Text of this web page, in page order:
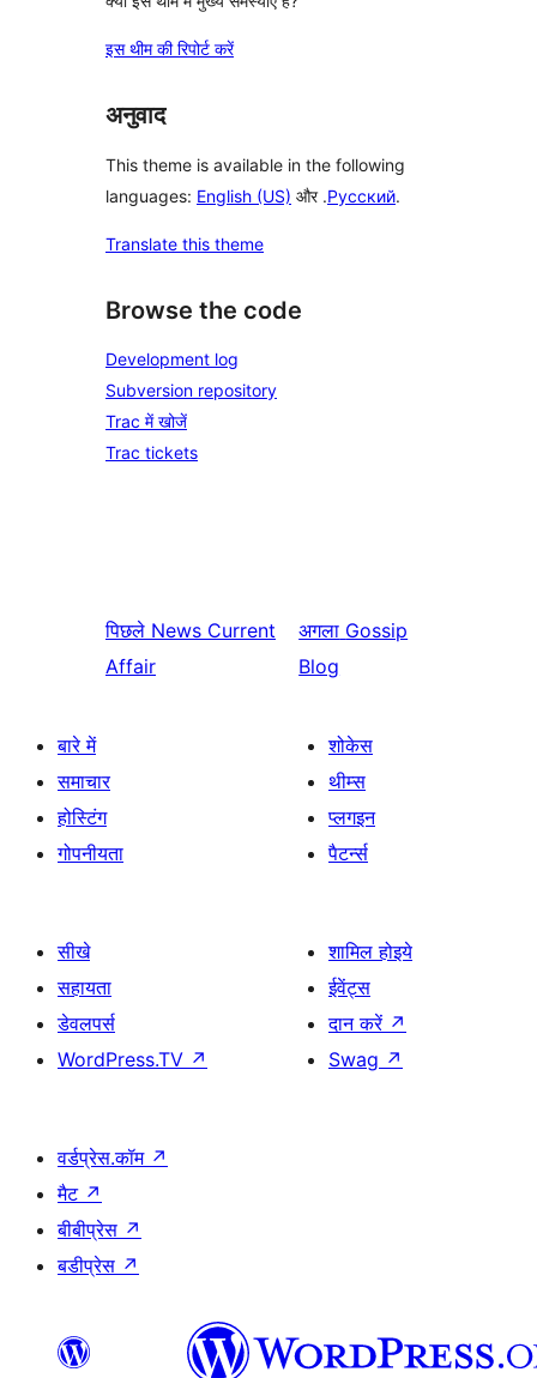
इस थीम की रिपोर्ट करें
अनुवाद
This theme is available in the following
languages: English (US) और .Русский.
Translate this theme
Browse the code
Development log
Subversion repository
Trac में खोजें
Trac tickets
पिछले News Current
Affair
अगला Gossip
Blog
बारे में
समाचार
होस्टिंग
गोपनीयता
शोकेस
थीम्स
प्लगइन
पैटर्न्स
सीखे
सहायता
डेवलपर्स
WordPress.TV ↗
शामिल होइये
ईवेंट्स
दान करें ↗
Swag ↗
वर्डप्रेस.कॉम ↗
मैट ↗
बीबीप्रेस ↗
बडीप्रेस ↗